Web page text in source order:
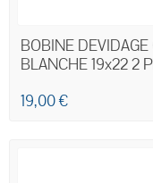
BOBINE
BLANCHE 19x22 2
19,00 €